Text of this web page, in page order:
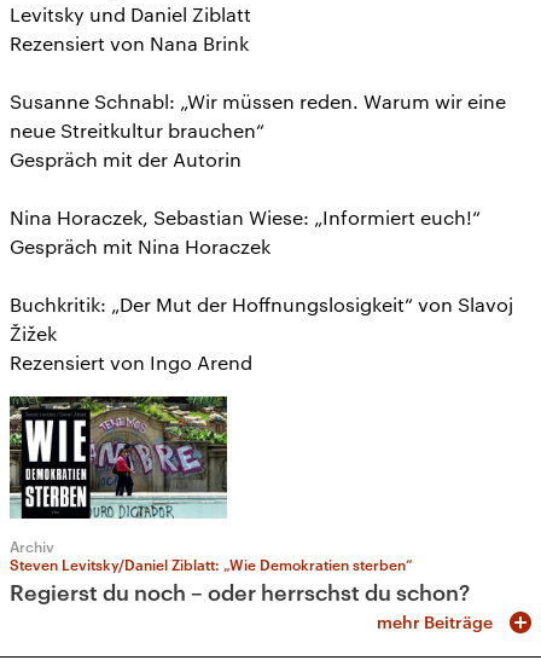
Levitsky und Daniel Ziblatt
Rezensiert von Nana Brink
Susanne Schnabl: „Wir müssen reden. Warum wir eine
neue Streitkultur brauchen“
Gespräch mit der Autorin
Nina Horaczek, Sebastian Wiese: „Informiert euch!“
Gespräch mit Nina Horaczek
Buchkritik: „Der Mut der Hoffnungslosigkeit“ von Slavoj
Žižek
Rezensiert von Ingo Arend
Archiv
Steven Levitsky/Daniel Ziblatt: „Wie Demokratien sterben“
Regierst du noch – oder herrschst du schon?
mehr Beiträge